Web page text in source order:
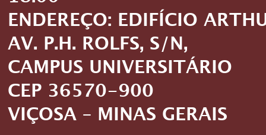
ENDEREÇO: EDIFÍCIO
AV. P.H. ROLFS, S/N,
CAMPUS UNIVERSITÁRIO
CEP 36570-900
VIÇOSA – MINAS GERAIS